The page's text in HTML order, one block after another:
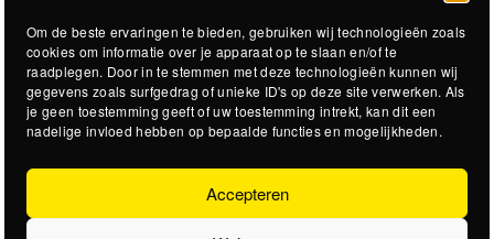
Om de beste ervaringen te bieden, gebruiken wij technologieën zoals
cookies om informatie over je apparaat op te slaan en/of te
raadplegen. Door in te stemmen met deze technologieën kunnen wij
gegevens zoals surfgedrag of unieke ID's op deze site verwerken. Als
je geen toestemming geeft of uw toestemming intrekt, kan dit een
nadelige invloed hebben op bepaalde functies en mogelijkheden.
Accepteren